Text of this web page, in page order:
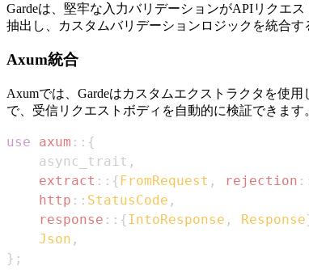
Gardeは、堅牢な入力バリデーションがAPIリクエ
抽出し、カスタムバリデーションロジックを統合す
Axum統合
Axumでは、Gardeはカスタムエクストラクタを使
で、受信リクエストボディを自動的に検証できます
use axum :: {
    async_trait
,
extract :: { FromRequest , rejection
http :: StatusCode ,
response :: {IntoResponse , Response
Json ,
} ;